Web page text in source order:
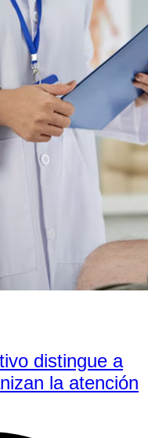
distingue a
la atención